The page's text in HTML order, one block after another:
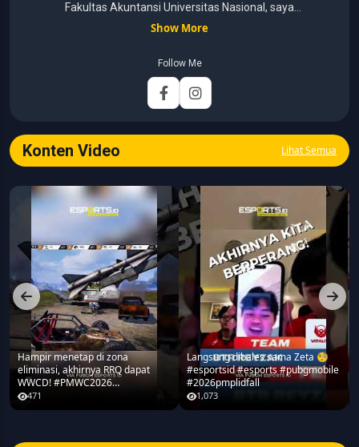
Fakultas Akuntansi Universitas Nasional, saya
menggabungkan kemampuan analisis dengan pengalaman
pernah menangani berbagai peran, mulai dari reporter, editor,
marketing, business development, hingga Editor in Chief.
Fokus utamanya adalah menghadirkan tulisan yang
informatif, mendalam, dan mudah dipahami, khususnya
Show More
Follow Me
Konten Video Lihat Semua
Hampir menetap di zona
eliminasi, akhirnya RRQ dapat
WWCD! #PMWC2026
#pubgmobile #teamrrq
471
Langsung dibales sama Zeta 🧐
#esportsid #esports #pubgmobile
#2026pmplidfall
1,073